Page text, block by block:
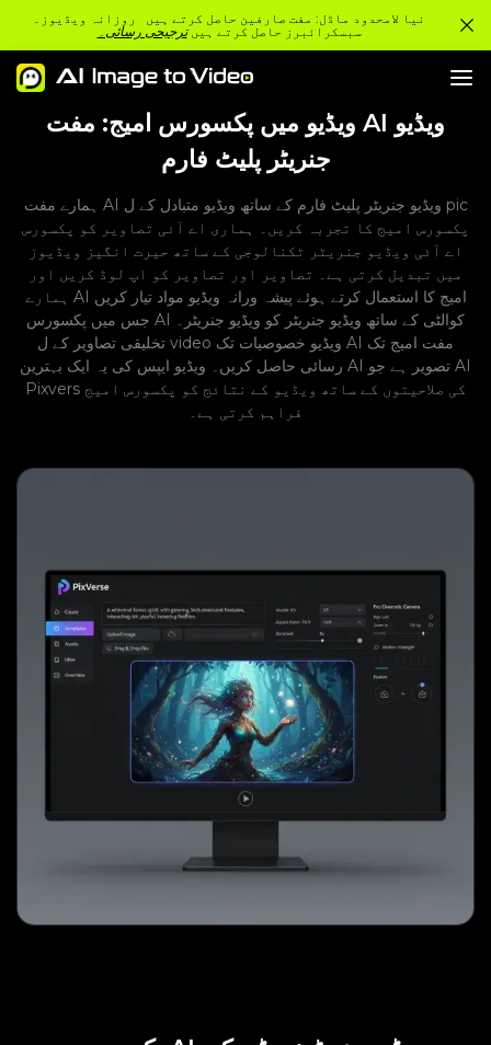
نیا لامحدود ماڈل: مفت صارفین حاصل کرتے ہیں روزانہ ویڈیوز۔
سبسکرائبرز حاصل کرتے ہیںترجیحی رسائی۔
ویڈیو میں پکسورس امیج: مفت AI ویڈیو
جنریٹر پلیٹ فارم
ہمارے مفت AI ویڈیو جنریٹر پلیٹ فارم کے ساتھ ویڈیو متبادل کے ل pic
پکسورس امیج کا تجربہ کریں۔ ہماری اے آئی تصاویر کو پکسورس
اے آئی ویڈیو جنریٹر ٹکنالوجی کے ساتھ حیرت انگیز ویڈیوز
میں تبدیل کرتی ہے۔ تصاویر اور تصاویر کو اپ لوڈ کریں اور
ہمارے AI امیج کا استعمال کرتے ہوئے پیشہ ورانہ ویڈیو مواد تیار کریں
جس میں پکسورس AI کوالٹی کے ساتھ ویڈیو جنریٹر کو ویڈیو جنریٹر۔
تخلیقی تصاویر کے ل video ویڈیو خصوصیات تک AI مفت امیج تک
رسائی حاصل کریں۔ ویڈیو ایپس کی یہ ایک بہترین AI تصویر ہے جو AI
Pixvers کی صلاحیتوں کے ساتھ ویڈیو کے نتائج کو پکسورس امیج
فراہم کرتی ہے۔